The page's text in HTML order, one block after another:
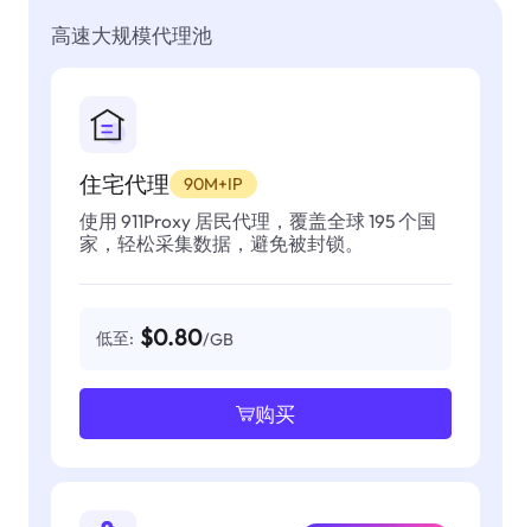
高速大规模代理池
住宅代理 90M+IP
使用 911Proxy 居民代理，覆盖全球 195 个国
家，轻松采集数据，避免被封锁。
低至: $0.80/GB
购买